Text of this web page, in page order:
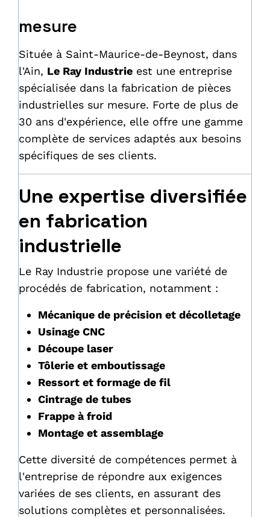
mesure
Située à Saint-Maurice-de-Beynost, dans
l'Ain, Le Ray Industrie est une entreprise
spécialisée dans la fabrication de pièces
industrielles sur mesure. Forte de plus de
30 ans d'expérience, elle offre une gamme
complète de services adaptés aux besoins
spécifiques de ses clients.
Une expertise diversifiée
en fabrication
industrielle
Le Ray Industrie propose une variété de
procédés de fabrication, notamment :
Mécanique de précision et décolletage
Usinage CNC
Découpe laser
Tôlerie et emboutissage
Ressort et formage de fil
Cintrage de tubes
Frappe à froid
Montage et assemblage
Cette diversité de compétences permet à
l'entreprise de répondre aux exigences
variées de ses clients, en assurant des
solutions complètes et personnalisées.